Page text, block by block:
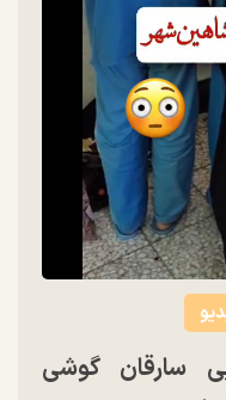
سارقان گوشی